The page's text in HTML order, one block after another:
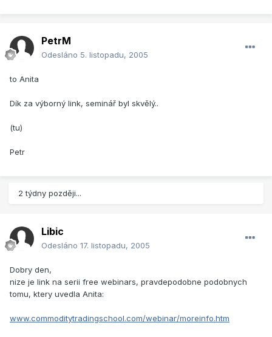
PetrM
Odesláno 5. listopadu, 2005
to Anita
Dík za výborný link, seminář byl skvělý..
(tu)
Petr
2 týdny později...
Libic
Odesláno 17. listopadu, 2005
Dobry den,
nize je link na serii free webinars, pravdepodobne podobnych
tomu, ktery uvedla Anita:
www.commoditytradingschool.com/webinar/moreinfo.htm